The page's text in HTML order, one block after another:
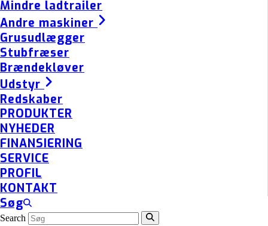
Mindre ladtrailer
Andre maskiner
Grusudlægger
Stubfræser
Brændekløver
Udstyr
Redskaber
PRODUKTER
NYHEDER
FINANSIERING
SERVICE
PROFIL
KONTAKT
Søg
Search